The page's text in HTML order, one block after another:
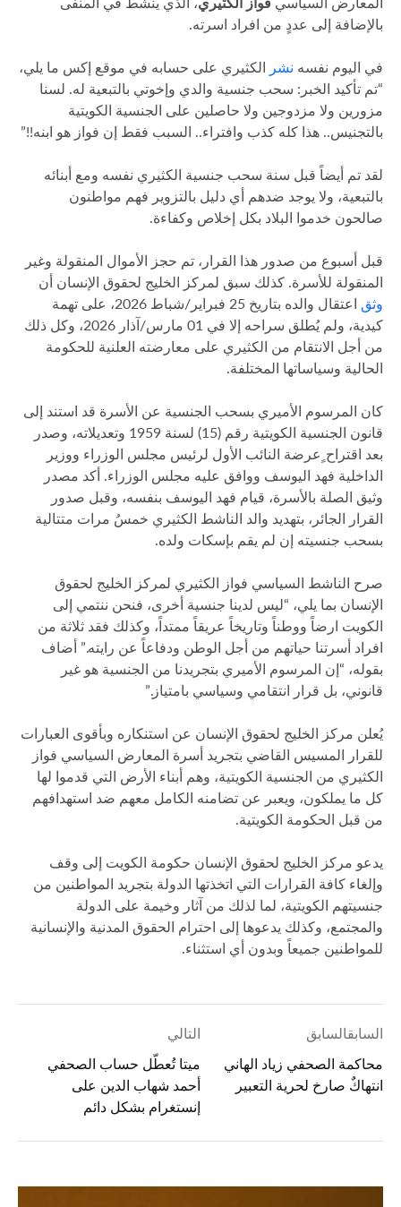
بالإضافة إلى عددٍ من افراد اسرته.
في اليوم نفسه نشر الكثيري على حسابه في موقع إكس ما يلي،
“تم تأكيد الخبر: سحب جنسية والدي وإخوتي بالتبعية له. لسنا
مزورين ولا مزدوجين ولا حاصلين على الجنسية الكويتية
بالتجنيس.. هذا كله كذب وافتراء.. السبب فقط إن فواز هو ابنه!!”
لقد تم أيضاً قبل سنة سحب جنسية الكثيري نفسه ومع أبنائه
بالتبعية، ولا يوجد ضدهم أي دليل بالتزوير فهم مواطنون
صالحون خدموا البلاد بكل إخلاص وكفاءة.
قبل أسبوع من صدور هذا القرار، تم حجز الأموال المنقولة وغير
المنقولة للأسرة. كذلك سبق لمركز الخليج لحقوق الإنسان أن
وثق
اعتقال والده بتاريخ 25 فبراير/شباط 2026، على تهمة
كيدية، ولم يُطلق سراحه إلا في 01 مارس/آذار 2026، وكل ذلك
من أجل الانتقام من الكثيري على معارضته العلنية للحكومة
الحالية وسياساتها المختلفة.
كان المرسوم الأميري بسحب الجنسية عن الأسرة قد استند إلى
قانون الجنسية الكويتية رقم (15) لسنة 1959 وتعديلاته، وصدر
بعد اقتراح ٍعرضة النائب الأول لرئيس مجلس الوزراء ووزير
الداخلية فهد اليوسف ووافق عليه مجلس الوزراء. أكد مصدر
وثيق الصلة بالأسرة، قيام فهد اليوسف بنفسه، وقبل صدور
القرار الجائر، بتهديد والد الناشط الكثيري خمسُ مرات متتالية
بسحب جنسيته إن لم يقم بإسكات ولده.
صرح الناشط السياسي فواز الكثيري لمركز الخليج لحقوق
الإنسان بما يلي، “ليس لدينا جنسية أخرى، فنحن ننتمي إلى
الكويت ارضاً ووطناً وتاريخاً عريقاً ممتداً، وكذلك فقد ثلاثة من
افراد أسرتنا حياتهم من أجل الوطن ودفاعاً عن رايته.” أضاف
بقوله، “إن المرسوم الأميري بتجريدنا من الجنسية هو غير
قانوني، بل قرار انتقامي وسياسي بامتياز.”
يُعلن مركز الخليج لحقوق الإنسان عن استنكاره وبأقوى العبارات
للقرار المسيس القاضي بتجريد أسرة المعارض السياسي فواز
الكثيري من الجنسية الكويتية، وهم أبناء الأرض التي قدموا لها
كل ما يملكون، ويعبر عن تضامنه الكامل معهم ضد استهدافهم
من قبل الحكومة الكويتية.
يدعو مركز الخليج لحقوق الإنسان حكومة الكويت إلى وقف
وإلغاء كافة القرارات التي اتخذتها الدولة بتجريد المواطنين من
جنسيتهم الكويتية، لما لذلك من آثار وخيمة على الدولة
والمجتمع، وكذلك يدعوها إلى احترام الحقوق المدنية والإنسانية
للمواطنين جميعاً وبدون أي استثناء.
السابقالسابق
محاكمة الصحفي زياد الهاني
انتهاكٌ صارخ لحرية التعبير
التالي
ميتا تُعطّل حساب الصحفي
أحمد شهاب الدين على
إنستغرام بشكل دائم